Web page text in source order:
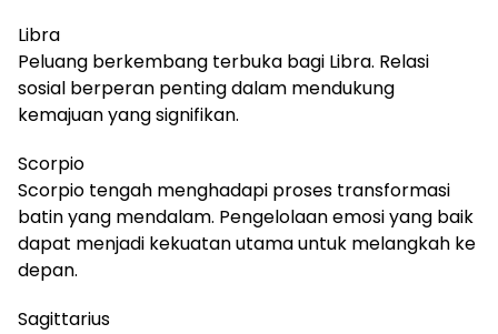
Libra
Peluang berkembang terbuka bagi Libra. Relasi
sosial berperan penting dalam mendukung
kemajuan yang signifikan.
Scorpio
Scorpio tengah menghadapi proses transformasi
batin yang mendalam. Pengelolaan emosi yang baik
dapat menjadi kekuatan utama untuk melangkah ke
depan.
Sagittarius